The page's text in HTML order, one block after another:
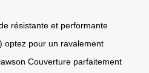
résistante et performante
optez pour un ravalement
Couverture parfaitement